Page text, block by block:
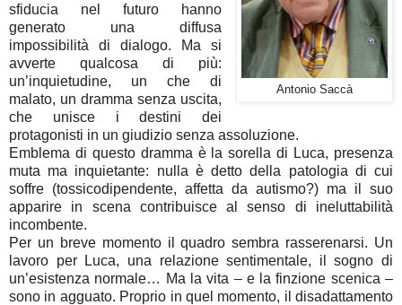
Antonio Saccà
sfiducia nel futuro hanno
generato una diffusa
impossibilità di dialogo. Ma si
avverte qualcosa di più:
un’inquietudine, un che di
malato, un dramma senza uscita,
che unisce i destini dei
protagonisti in un giudizio senza assoluzione.
Emblema di questo dramma è la sorella di Luca, presenza
muta ma inquietante: nulla è detto della patologia di cui
soffre (tossicodipendente, affetta da autismo?) ma il suo
apparire in scena contribuisce al senso di ineluttabilità
incombente.
Per un breve momento il quadro sembra rasserenarsi. Un
lavoro per Luca, una relazione sentimentale, il sogno di
un’esistenza normale… Ma la vita – e la finzione scenica –
sono in agguato. Proprio in quel momento, il disadattamento